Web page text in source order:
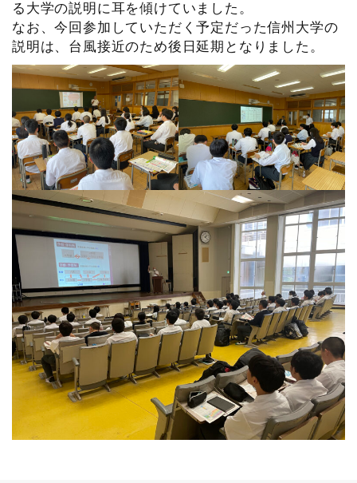
る大学の説明に耳を傾けていました。
なお、今回参加していただく予定だった信州大学の
説明は、台風接近のため後日延期となりました。